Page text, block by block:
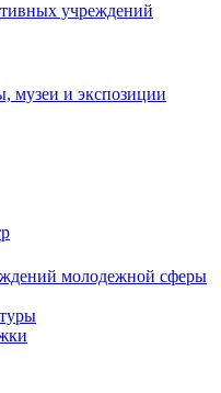
учреждений
музеи и экспозиции
молодежной сферы